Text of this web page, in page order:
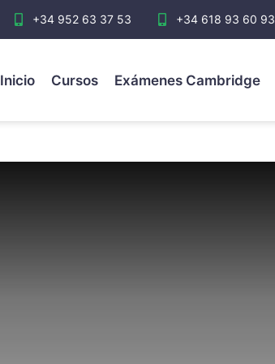
+34 952 63 37 53 +34 618 93 60 93
Inicio Cursos Exámenes Cambridge